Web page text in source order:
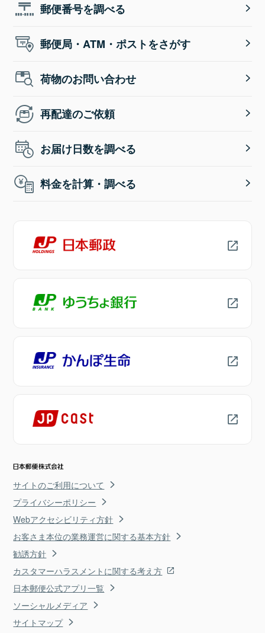
郵便番号を調べる
郵便局・ATM・ポストをさがす
荷物のお問い合わせ
再配達のご依頼
お届け日数を調べる
料金を計算・調べる
サイトのご利用について
プライバシーポリシー
Webアクセシビリティ方針
お客さま本位の業務運営に関する基本方針
勧誘方針
カスタマーハラスメントに関する考え方
日本郵便公式アプリ一覧
ソーシャルメディア
サイトマップ